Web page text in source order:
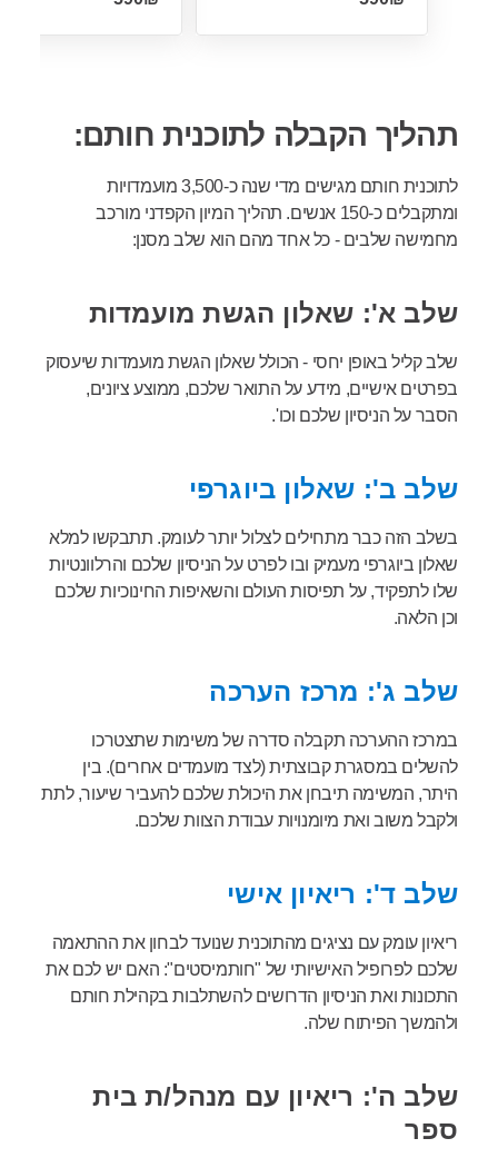
תהליך הקבלה לתוכנית חותם:
לתוכנית חותם מגישים מדי שנה כ-3,500 מועמדויות
ומתקבלים כ-150 אנשים. תהליך המיון הקפדני מורכב
מחמישה שלבים - כל אחד מהם הוא שלב מסנן:
שלב א': שאלון הגשת מועמדות
שלב קליל באופן יחסי - הכולל שאלון הגשת מועמדות שיעסוק
בפרטים אישיים, מידע על התואר שלכם, ממוצע ציונים,
הסבר על הניסיון שלכם וכו'.
שלב ב': שאלון ביוגרפי
בשלב הזה כבר מתחילים לצלול יותר לעומק. תתבקשו למלא
שאלון ביוגרפי מעמיק ובו לפרט על הניסיון שלכם והרלוונטיות
שלו לתפקיד, על תפיסות העולם והשאיפות החינוכיות שלכם
וכן הלאה.
שלב ג': מרכז הערכה
במרכז ההערכה תקבלה סדרה של משימות שתצטרכו
להשלים במסגרת קבוצתית (לצד מועמדים אחרים). בין
היתר, המשימה תיבחן את היכולת שלכם להעביר שיעור, לתת
ולקבל משוב ואת מיומנויות עבודת הצוות שלכם.
שלב ד': ריאיון אישי
ריאיון עומק עם נציגים מהתוכנית שנועד לבחון את ההתאמה
שלכם לפרופיל האישיותי של "חותמיסטים": האם יש לכם את
התכונות ואת הניסיון הדרושים להשתלבות בקהילת חותם
ולהמשך הפיתוח שלה.
שלב ה': ריאיון עם מנהל/ת בית
ספר